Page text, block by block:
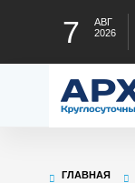
7
АВГ
2026
ГЛАВНАЯ